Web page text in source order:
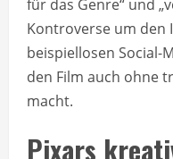
für das Genre“ und
Kontroverse um den
beispiellosen Social-
den Film auch ohne
macht.
Pixars